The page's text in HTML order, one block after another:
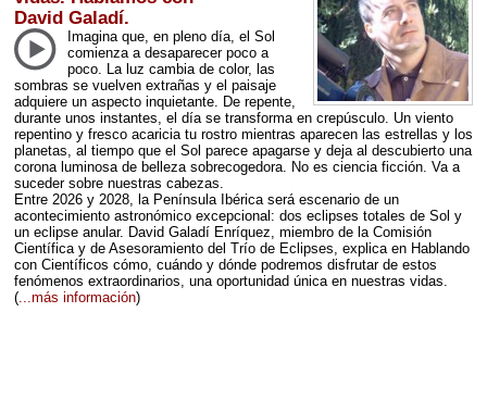
David Galadí.
Imagina que, en pleno día, el Sol
comienza a desaparecer poco a
poco. La luz cambia de color, las
sombras se vuelven extrañas y el paisaje
adquiere un aspecto inquietante. De repente,
durante unos instantes, el día se transforma en crepúsculo. Un viento
repentino y fresco acaricia tu rostro mientras aparecen las estrellas y los
planetas, al tiempo que el Sol parece apagarse y deja al descubierto una
corona luminosa de belleza sobrecogedora. No es ciencia ficción. Va a
suceder sobre nuestras cabezas.
Entre 2026 y 2028, la Península Ibérica será escenario de un
acontecimiento astronómico excepcional: dos eclipses totales de Sol y
un eclipse anular. David Galadí Enríquez, miembro de la Comisión
Científica y de Asesoramiento del Trío de Eclipses, explica en Hablando
con Científicos cómo, cuándo y dónde podremos disfrutar de estos
fenómenos extraordinarios, una oportunidad única en nuestras vidas.
(...más información)